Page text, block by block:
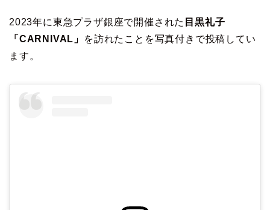
2023年に東急プラザ銀座で開催された 目黒礼子
「CARNIVAL」
を訪れたことを写真付きで投稿してい
ます。